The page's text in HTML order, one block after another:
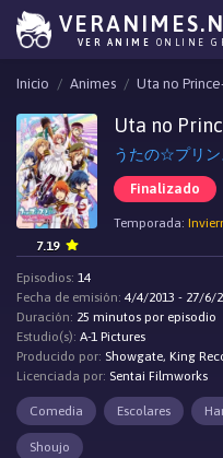
VER ANIME ONLINE
Inicio Animes Uta no
Uta no
Finalizado
Temporada:
7.19
Episodios: 14
Fecha de emisión: 4/4/2013 - 27/6/
Duración: 25 minutos por episodio
Estudio(s): A-1 Pictures
Producido por: Showgate, King
Licenciada por: Sentai Filmworks
Comedia Escolares
Shoujo